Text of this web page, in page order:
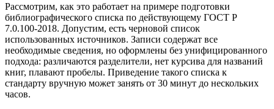
Рассмотрим, как это работает на примере подготовки
библиографического списка по действующему ГОСТ Р
7.0.100-2018. Допустим, есть черновой список
использованных источников. Записи содержат все
необходимые сведения, но оформлены без унифицированного
подхода: различаются разделители, нет курсива для названий
книг, плавают пробелы. Приведение такого списка к
стандарту вручную может занять от 30 минут до нескольких
часов.